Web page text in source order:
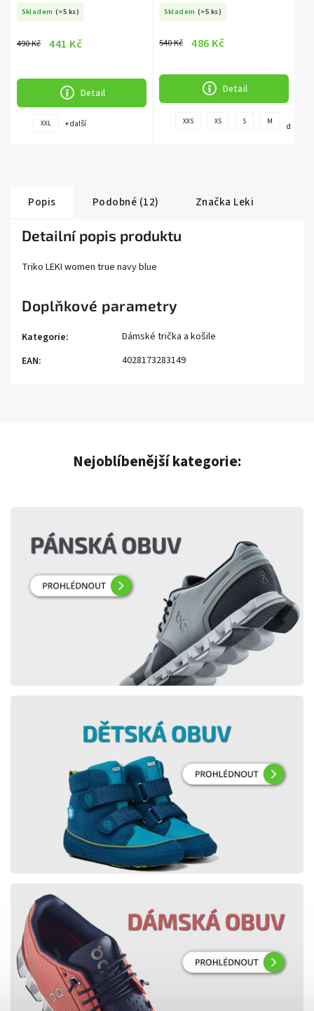
Skladem (>5 ks)
490 Kč 441 Kč
Detail
XXL + další
Skladem (>5 ks)
540 Kč 486 Kč
Detail
XXS XS S M
další
Popis Podobné (12) Značka Leki
Detailní popis produktu
Triko LEKI women true navy blue
Doplňkové parametry
Kategorie:
Dámské trička a košile
EAN: 4028173283149
Nejoblíbenější kategorie: